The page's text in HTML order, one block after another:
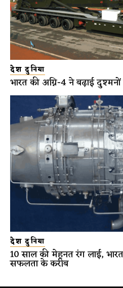
देश दुनिया
भारत की अग्नि-4 ने बढ़ाई
देश दुनिया
10 साल की मेहनत रंग लाई,
सफलता के करीब